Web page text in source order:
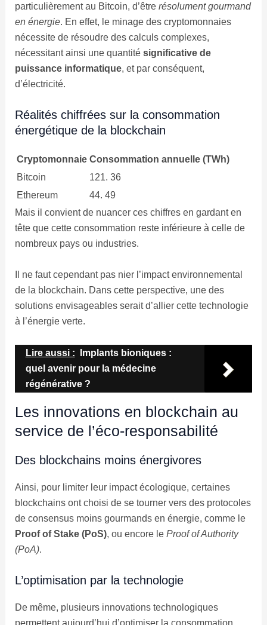
particulièrement au Bitcoin, d’être résolument gourmand
en énergie. En effet, le minage des cryptomonnaies
nécessite de résoudre des calculs complexes,
nécessitant ainsi une quantité significative de
puissance informatique, et par conséquent,
d’électricité.
Réalités chiffrées sur la consommation
énergétique de la blockchain
Cryptomonnaie Consommation annuelle (TWh)
Bitcoin
121. 36
Ethereum
44. 49
Mais il convient de nuancer ces chiffres en gardant en
tête que cette consommation reste inférieure à celle de
nombreux pays ou industries.
Il ne faut cependant pas nier l’impact environnemental
de la blockchain. Dans cette perspective, une des
solutions envisageables serait d’allier cette technologie
à l’énergie verte.
Lire aussi :
Implants bioniques :
quel avenir pour la médecine
régénérative ?
Les innovations en blockchain au
service de l’éco-responsabilité
Des blockchains moins énergivores
Ainsi, pour limiter leur impact écologique, certaines
blockchains ont choisi de se tourner vers des protocoles
de consensus moins gourmands en énergie, comme le
Proof of Stake (PoS), ou encore le Proof of Authority
(PoA).
L’optimisation par la technologie
De même, plusieurs innovations technologiques